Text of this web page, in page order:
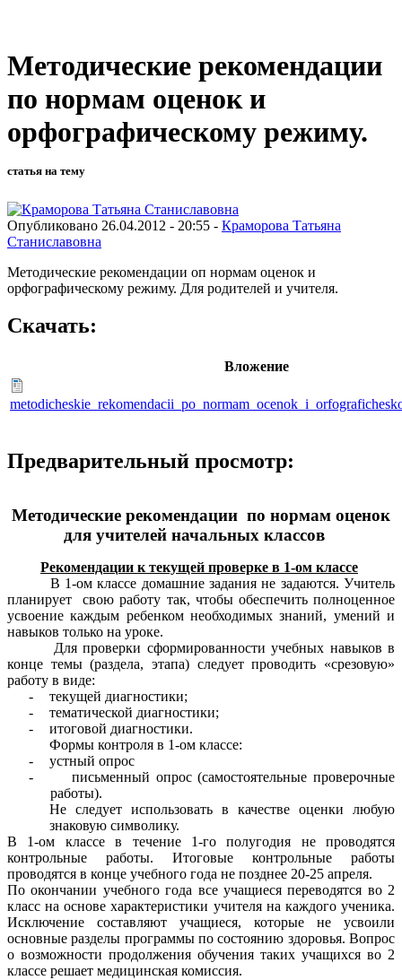
Методические рекомендации
по нормам оценок и
орфографическому режиму.
статья на тему
Опубликовано 26.04.2012 - 20:55 - Краморова Татьяна
Станиславовна
Методические рекомендации оп нормам оценок и
орфографическому режиму. Для родителей и учителя.
Скачать:
Вложение
Предварительный просмотр:
Методические рекомендации по нормам оценок
для учителей начальных классов
Рекомендации к текущей проверке в 1-ом классе
В 1-ом классе домашние задания не задаются. Учитель
планирует свою работу так, чтобы обеспечить полноценное
усвоение каждым ребенком необходимых знаний, умений и
навыков только на уроке.
Для проверки сформированности учебных навыков в
конце темы (раздела, этапа) следует проводить «срезовую»
работу в виде:
-
текущей диагностики;
-
тематической диагностики;
-
итоговой диагностики.
Формы контроля в 1-ом классе:
-
устный опрос
-
письменный опрос (самостоятельные проверочные
работы).
Не следует использовать в качестве оценки любую
знаковую символику.
В 1-ом классе в течение 1-го полугодия не проводятся
контрольные работы. Итоговые контрольные работы
проводятся в конце учебного года не позднее 20-25 апреля.
По окончании учебного года все учащиеся переводятся во 2
класс на основе характеристики учителя на каждого ученика.
Исключение составляют учащиеся, которые не усвоили
основные разделы программы по состоянию здоровья. Вопрос
о возможности продолжения обучения таких учащихся во 2
классе решает медицинская комиссия.